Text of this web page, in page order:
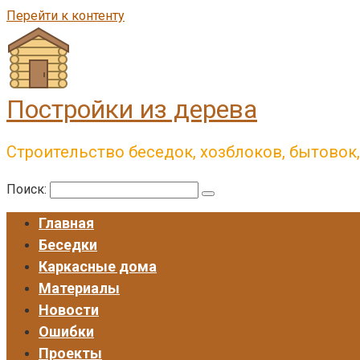
Перейти к контенту
Постройки из дерева
Строительство беседок, хозблоков,
Поиск:
Главная
Беседки
Каркасные дома
Материалы
Новости
Ошибки
Проекты